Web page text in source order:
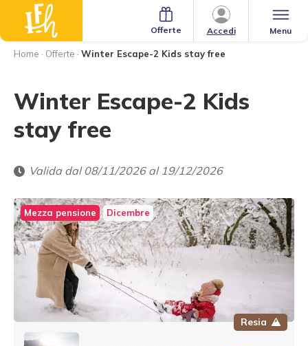
Menu
Accedi
Offerte
Home · Offerte · Winter Escape-2 Kids stay free
Winter Escape-2 Kids
stay free
Valida dal 08/11/2026 al 19/12/2026
Mezza pensione Dicembre
Resia